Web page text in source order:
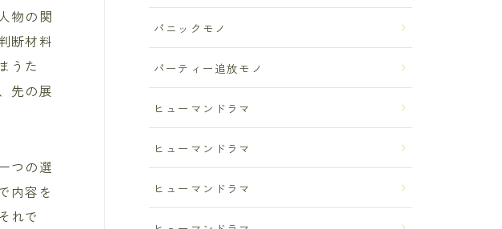
物の関
断材料
うた
先の展
つの選
内容を
れで
パニックモノ
パーティー追放モノ
ヒューマンドラマ
ヒューマンドラマ
ヒューマンドラマ